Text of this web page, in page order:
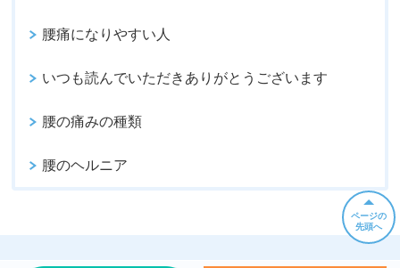
腰痛になりやすい人
いつも読んでいただきありがとうございます
腰の痛みの種類
腰のヘルニア
ページの
先頭へ